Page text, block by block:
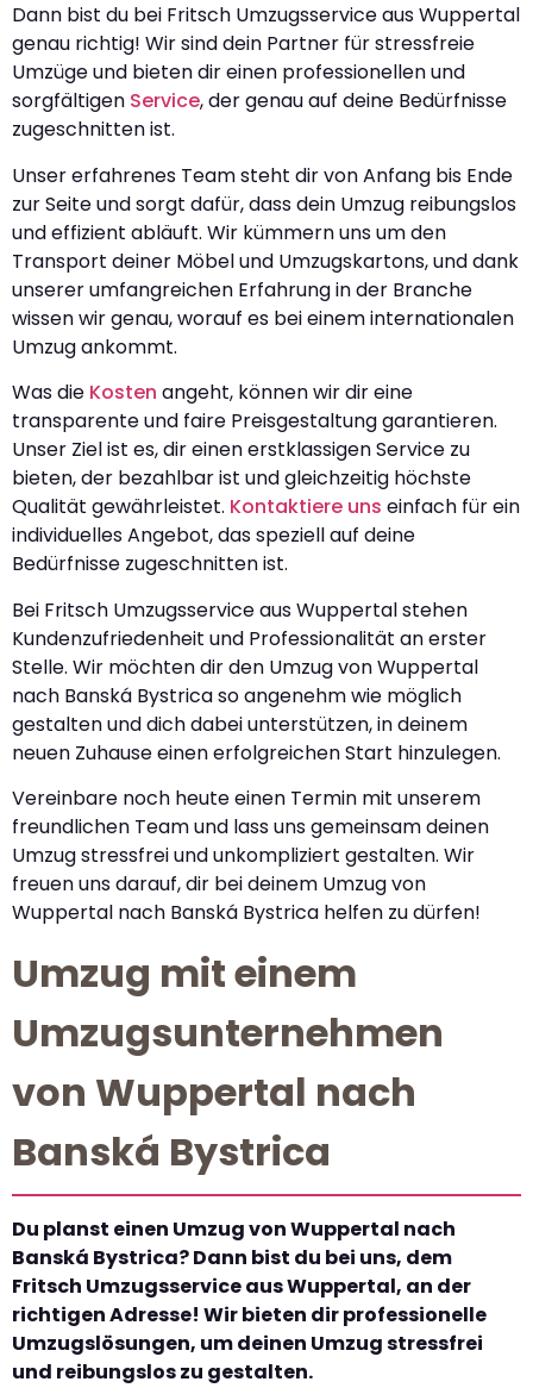
Dann bist du bei Fritsch Umzugsservice aus Wuppertal
genau richtig! Wir sind dein Partner für stressfreie
Umzüge und bieten dir einen professionellen und
sorgfältigen Service, der genau auf deine Bedürfnisse
zugeschnitten ist.
Unser erfahrenes Team steht dir von Anfang bis Ende
zur Seite und sorgt dafür, dass dein Umzug reibungslos
und effizient abläuft. Wir kümmern uns um den
Transport deiner Möbel und Umzugskartons, und dank
unserer umfangreichen Erfahrung in der Branche
wissen wir genau, worauf es bei einem internationalen
Umzug ankommt.
Was die Kosten angeht, können wir dir eine
transparente und faire Preisgestaltung garantieren.
Unser Ziel ist es, dir einen erstklassigen Service zu
bieten, der bezahlbar ist und gleichzeitig höchste
Qualität gewährleistet. Kontaktiere uns einfach für ein
individuelles Angebot, das speziell auf deine
Bedürfnisse zugeschnitten ist.
Bei Fritsch Umzugsservice aus Wuppertal stehen
Kundenzufriedenheit und Professionalität an erster
Stelle. Wir möchten dir den Umzug von Wuppertal
nach Banská Bystrica so angenehm wie möglich
gestalten und dich dabei unterstützen, in deinem
neuen Zuhause einen erfolgreichen Start hinzulegen.
Vereinbare noch heute einen Termin mit unserem
freundlichen Team und lass uns gemeinsam deinen
Umzug stressfrei und unkompliziert gestalten. Wir
freuen uns darauf, dir bei deinem Umzug von
Wuppertal nach Banská Bystrica helfen zu dürfen!
Umzug mit einem
Umzugsunternehmen
von Wuppertal nach
Banská Bystrica
Du planst einen Umzug von Wuppertal nach
Banská Bystrica? Dann bist du bei uns, dem
Fritsch Umzugsservice aus Wuppertal, an der
richtigen Adresse! Wir bieten dir professionelle
Umzugslösungen, um deinen Umzug stressfrei
und reibungslos zu gestalten.